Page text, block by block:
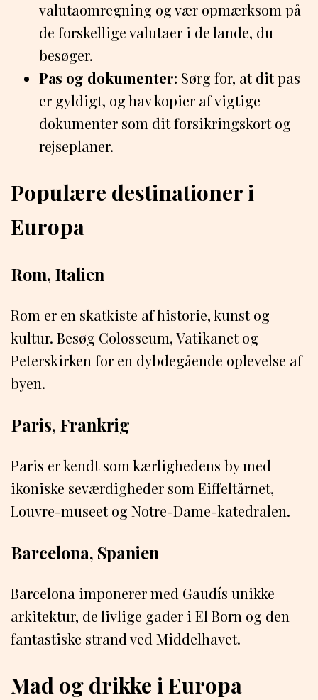
valutaomregning og vær opmærksom på
de forskellige valutaer i de lande, du
besøger.
Pas og dokumenter: Sørg for, at dit pas
er gyldigt, og hav kopier af vigtige
dokumenter som dit forsikringskort og
rejseplaner.
Populære destinationer i
Europa
Rom, Italien
Rom er en skatkiste af historie, kunst og
kultur. Besøg Colosseum, Vatikanet og
Peterskirken for en dybdegående oplevelse af
byen.
Paris, Frankrig
Paris er kendt som kærlighedens by med
ikoniske seværdigheder som Eiffeltårnet,
Louvre-museet og Notre-Dame-katedralen.
Barcelona, Spanien
Barcelona imponerer med Gaudís unikke
arkitektur, de livlige gader i El Born og den
fantastiske strand ved Middelhavet.
Mad og drikke i Europa